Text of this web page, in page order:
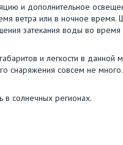
и дополнительное
ветра или в ночное время.
затекания воды во
и легкости в данной
снаряжения совсем не
в солнечных регионах.